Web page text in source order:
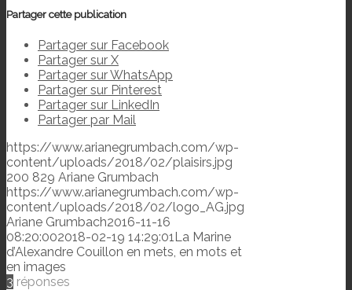
Partager cette publication
Partager sur Facebook
Partager sur X
Partager sur WhatsApp
Partager sur Pinterest
Partager sur LinkedIn
Partager par Mail
https://www.arianegrumbach.com/wp-
content/uploads/2018/02/plaisirs.jpg
200 829 Ariane Grumbach
https://www.arianegrumbach.com/wp-
content/uploads/2018/02/logo_AG.jpg
Ariane Grumbach2016-11-16
08:20:002018-02-19 14:29:01La Marine
d’Alexandre Couillon en mets, en mots et
en images
3 réponses